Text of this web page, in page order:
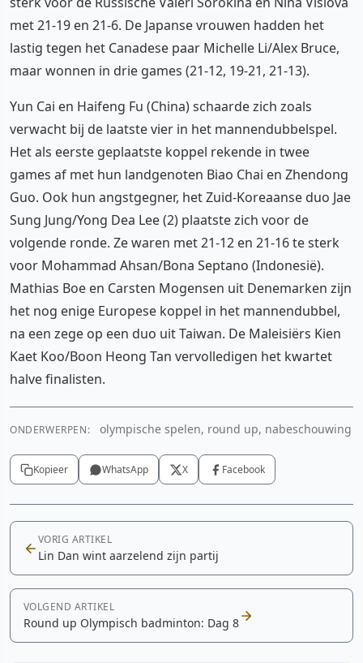
met 21-19 en 21-6. De Japanse vrouwen hadden het
lastig tegen het Canadese paar Michelle Li/Alex Bruce,
maar wonnen in drie games (21-12, 19-21, 21-13).
Yun Cai en Haifeng Fu (China) schaarde zich zoals
verwacht bij de laatste vier in het mannendubbelspel.
Het als eerste geplaatste koppel rekende in twee
games af met hun landgenoten Biao Chai en Zhendong
Guo. Ook hun angstgegner, het Zuid-Koreaanse duo Jae
Sung Jung/Yong Dea Lee (2) plaatste zich voor de
volgende ronde. Ze waren met 21-12 en 21-16 te sterk
voor Mohammad Ahsan/Bona Septano (Indonesië).
Mathias Boe en Carsten Mogensen uit Denemarken zijn
het nog enige Europese koppel in het mannendubbel,
na een zege op een duo uit Taiwan. De Maleisiërs Kien
Kaet Koo/Boon Heong Tan vervolledigen het kwartet
halve finalisten.
ONDERWERPEN: olympische spelen, round up, nabeschouwing
Kopieer WhatsApp X Facebook
VORIG ARTIKEL
Lin Dan wint aarzelend zijn partij
VOLGEND ARTIKEL
Round up Olympisch badminton: Dag 8